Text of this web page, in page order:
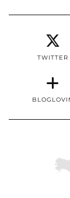
TWITTER